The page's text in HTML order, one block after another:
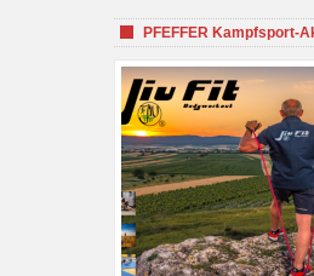
PFEFFER Kampfsport-